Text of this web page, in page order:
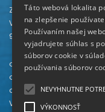
Záhorská knižnica
Vajanského 28
905 01 Senica
odd. beletrie 034/654 3780
odd. odbornej literatúry
odd. pre deti a mládež
Viac kontaktov nájdete
Táto webová lokalita
na zlepšenie
Používaním našej
vyjadrujete súhlas s
súborov cookie v
používania súborov
NEVYHNUTNE
VÝKONNOSŤ